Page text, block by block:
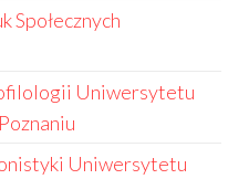
Społecznych
Uniwersytetu
Uniwersytetu